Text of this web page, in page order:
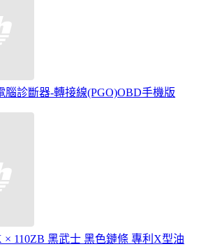
腦診斷器-轉接線(PGO)OBD手機版
× 110ZB 黑武士 黑色鏈條 專利X型油